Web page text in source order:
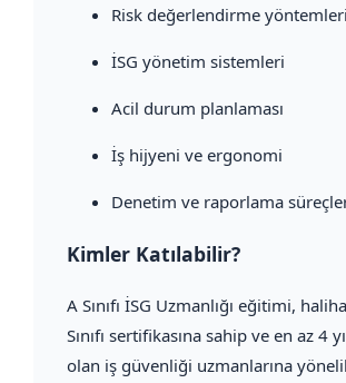
Risk değerlendirme yöntemleri
İSG yönetim sistemleri
Acil durum planlaması
İş hijyeni ve ergonomi
Denetim ve raporlama
Kimler Katılabilir?
A Sınıfı İSG Uzmanlığı eğitimi,
Sınıfı sertifikasına sahip ve en az 4
olan iş güvenliği uzmanlarına